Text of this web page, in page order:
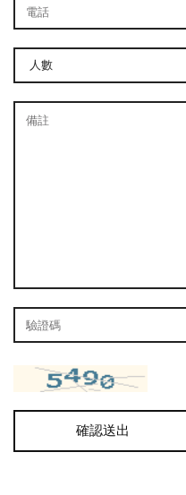
確認送出